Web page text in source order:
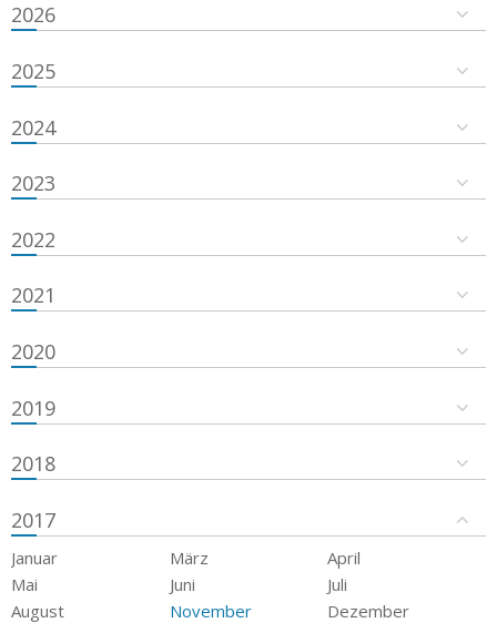
2026
2025
2024
2023
2022
2021
2020
2019
2018
2017
Januar März
April
Mai
Juni
Juli
August
November Dezember